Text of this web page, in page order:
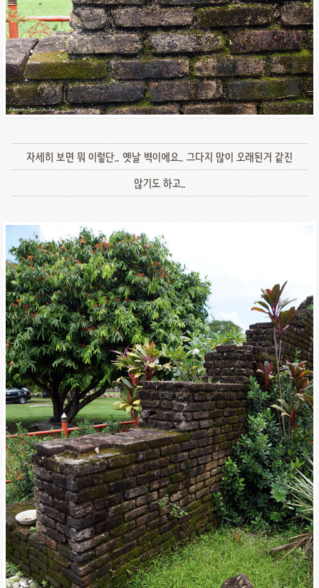
자세히 보면 뭐 이렇단.. 옛날 벽이에요.. 그다지 많이 오래된거 같진
않기도 하고..